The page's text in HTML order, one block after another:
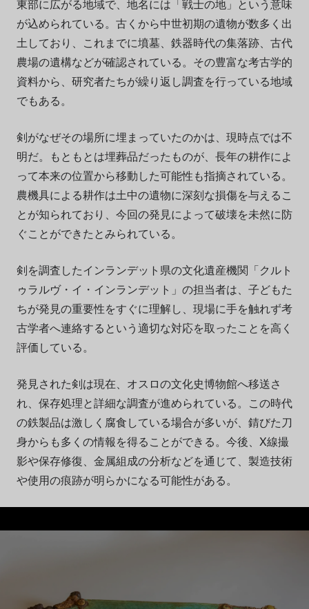
東部に広がる地域で、地名には「戦士の地」という意味
が込められている。古くから中世初期の遺物が数多く出
土しており、これまでに墳墓、鉄器時代の集落跡、古代
農場の遺構などが確認されている。その豊富な考古学的
資料から、研究者たちが繰り返し調査を行っている地域
でもある。
剣がなぜその場所に埋まっていたのかは、現時点では不
明だ。もともとは埋葬品だったものが、長年の耕作によ
って本来の位置から移動した可能性も指摘されている。
農機具による耕作は土中の遺物に深刻な損傷を与えるこ
とが知られており、今回の発見によって破壊を未然に防
ぐことができたとみられている。
剣を調査したインランデット県の文化遺産機関「クルト
ゥラルヴ・イ・インランデット」の担当者は、子どもた
ちが発見の重要性をすぐに理解し、現場に手を触れず考
古学者へ連絡するという適切な対応を取ったことを高く
評価している。
発見された剣は現在、オスロの文化史博物館へ移送さ
れ、保存処理と詳細な調査が進められている。この時代
の鉄製品は激しく腐食している場合が多いが、錆びた刀
身からも多くの情報を得ることができる。今後、X線撮
影や保存修復、金属組成の分析などを通じて、製造技術
や使用の痕跡が明らかになる可能性がある。